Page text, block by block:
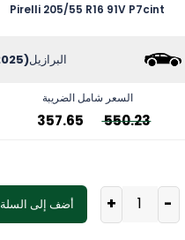
Pirelli 205/55 R16 91V P7cint
البرازيل(2025)
السعر شامل الضريبة
550.23
357.65
-
+ أضف إلى السلة